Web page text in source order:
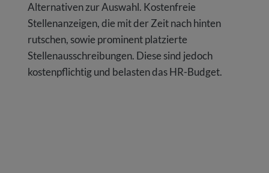
Alternativen zur Auswahl. Kostenfreie
Stellenanzeigen, die mit der Zeit nach hinten
rutschen, sowie prominent platzierte
Stellenausschreibungen. Diese sind jedoch
kostenpflichtig und belasten das HR-Budget.